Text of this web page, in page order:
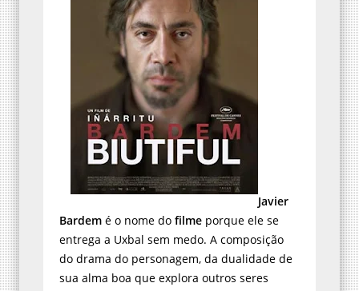
Javier
Bardem é o nome do filme porque ele se
entrega a Uxbal sem medo. A composição
do drama do personagem, da dualidade de
sua alma boa que explora outros seres